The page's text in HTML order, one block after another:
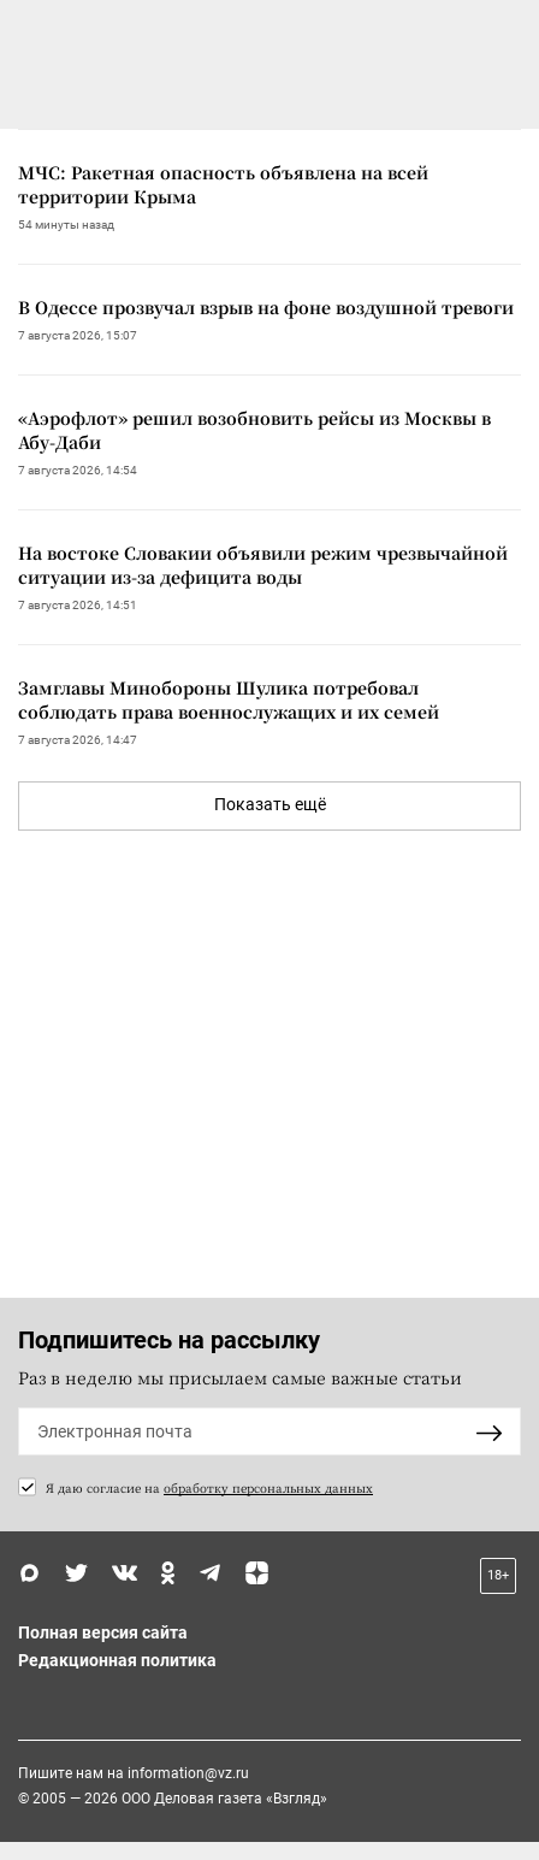
МЧС: Ракетная опасность объявлена на всей
территории Крыма
54 минуты назад
В Одессе прозвучал взрыв на фоне воздушной тревоги
7 августа 2026, 15:07
«Аэрофлот» решил возобновить рейсы из Москвы в
Абу-Даби
7 августа 2026, 14:54
На востоке Словакии объявили режим чрезвычайной
ситуации из-за дефицита воды
7 августа 2026, 14:51
Замглавы Минобороны Шулика потребовал
соблюдать права военнослужащих и их семей
7 августа 2026, 14:47
Показать ещё
Подпишитесь на рассылку
Раз в неделю мы присылаем самые важные статьи
Я даю согласие на обработку персональных данных
18+
Полная версия сайта
Редакционная политика
Пишите нам на information@vz.ru
© 2005 — 2026 ООО Деловая газета «Взгляд»